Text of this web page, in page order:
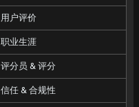
用户评价
职业生涯
评分员 & 评分
信任 & 合规性